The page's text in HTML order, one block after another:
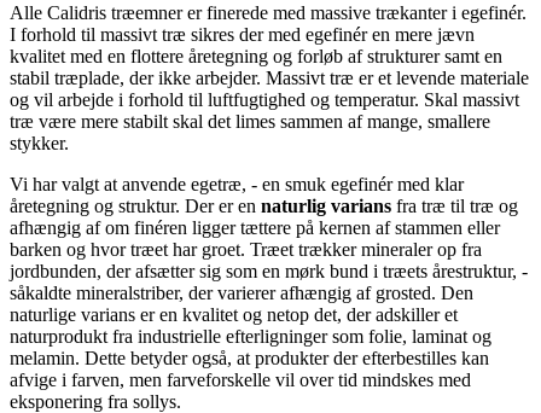
Alle Calidris træemner er finerede med massive trækanter i egefinér.
I forhold til massivt træ sikres der med egefinér en mere jævn
kvalitet med en flottere åretegning og forløb af strukturer samt en
stabil træplade, der ikke arbejder. Massivt træ er et levende materiale
og vil arbejde i forhold til luftfugtighed og temperatur. Skal massivt
træ være mere stabilt skal det limes sammen af mange, smallere
stykker.
Vi har valgt at anvende egetræ, - en smuk egefinér med klar
åretegning og struktur. Der er en naturlig varians fra træ til træ og
afhængig af om finéren ligger tættere på kernen af stammen eller
barken og hvor træet har groet. Træet trækker mineraler op fra
jordbunden, der afsætter sig som en mørk bund i træets årestruktur, -
såkaldte mineralstriber, der varierer afhængig af grosted. Den
naturlige varians er en kvalitet og netop det, der adskiller et
naturprodukt fra industrielle efterligninger som folie, laminat og
melamin. Dette betyder også, at produkter der efterbestilles kan
afvige i farven, men farveforskelle vil over tid mindskes med
eksponering fra sollys.